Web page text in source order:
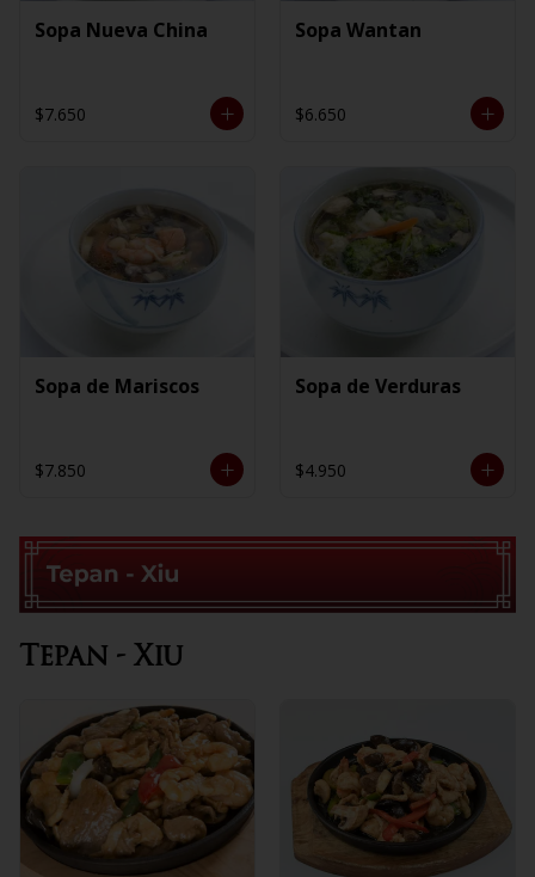
Sopa Nueva China
$7.650
Sopa Wantan
$6.650
Sopa de Mariscos
$7.850
Sopa de Verduras
$4.950
Tepan - Xiu